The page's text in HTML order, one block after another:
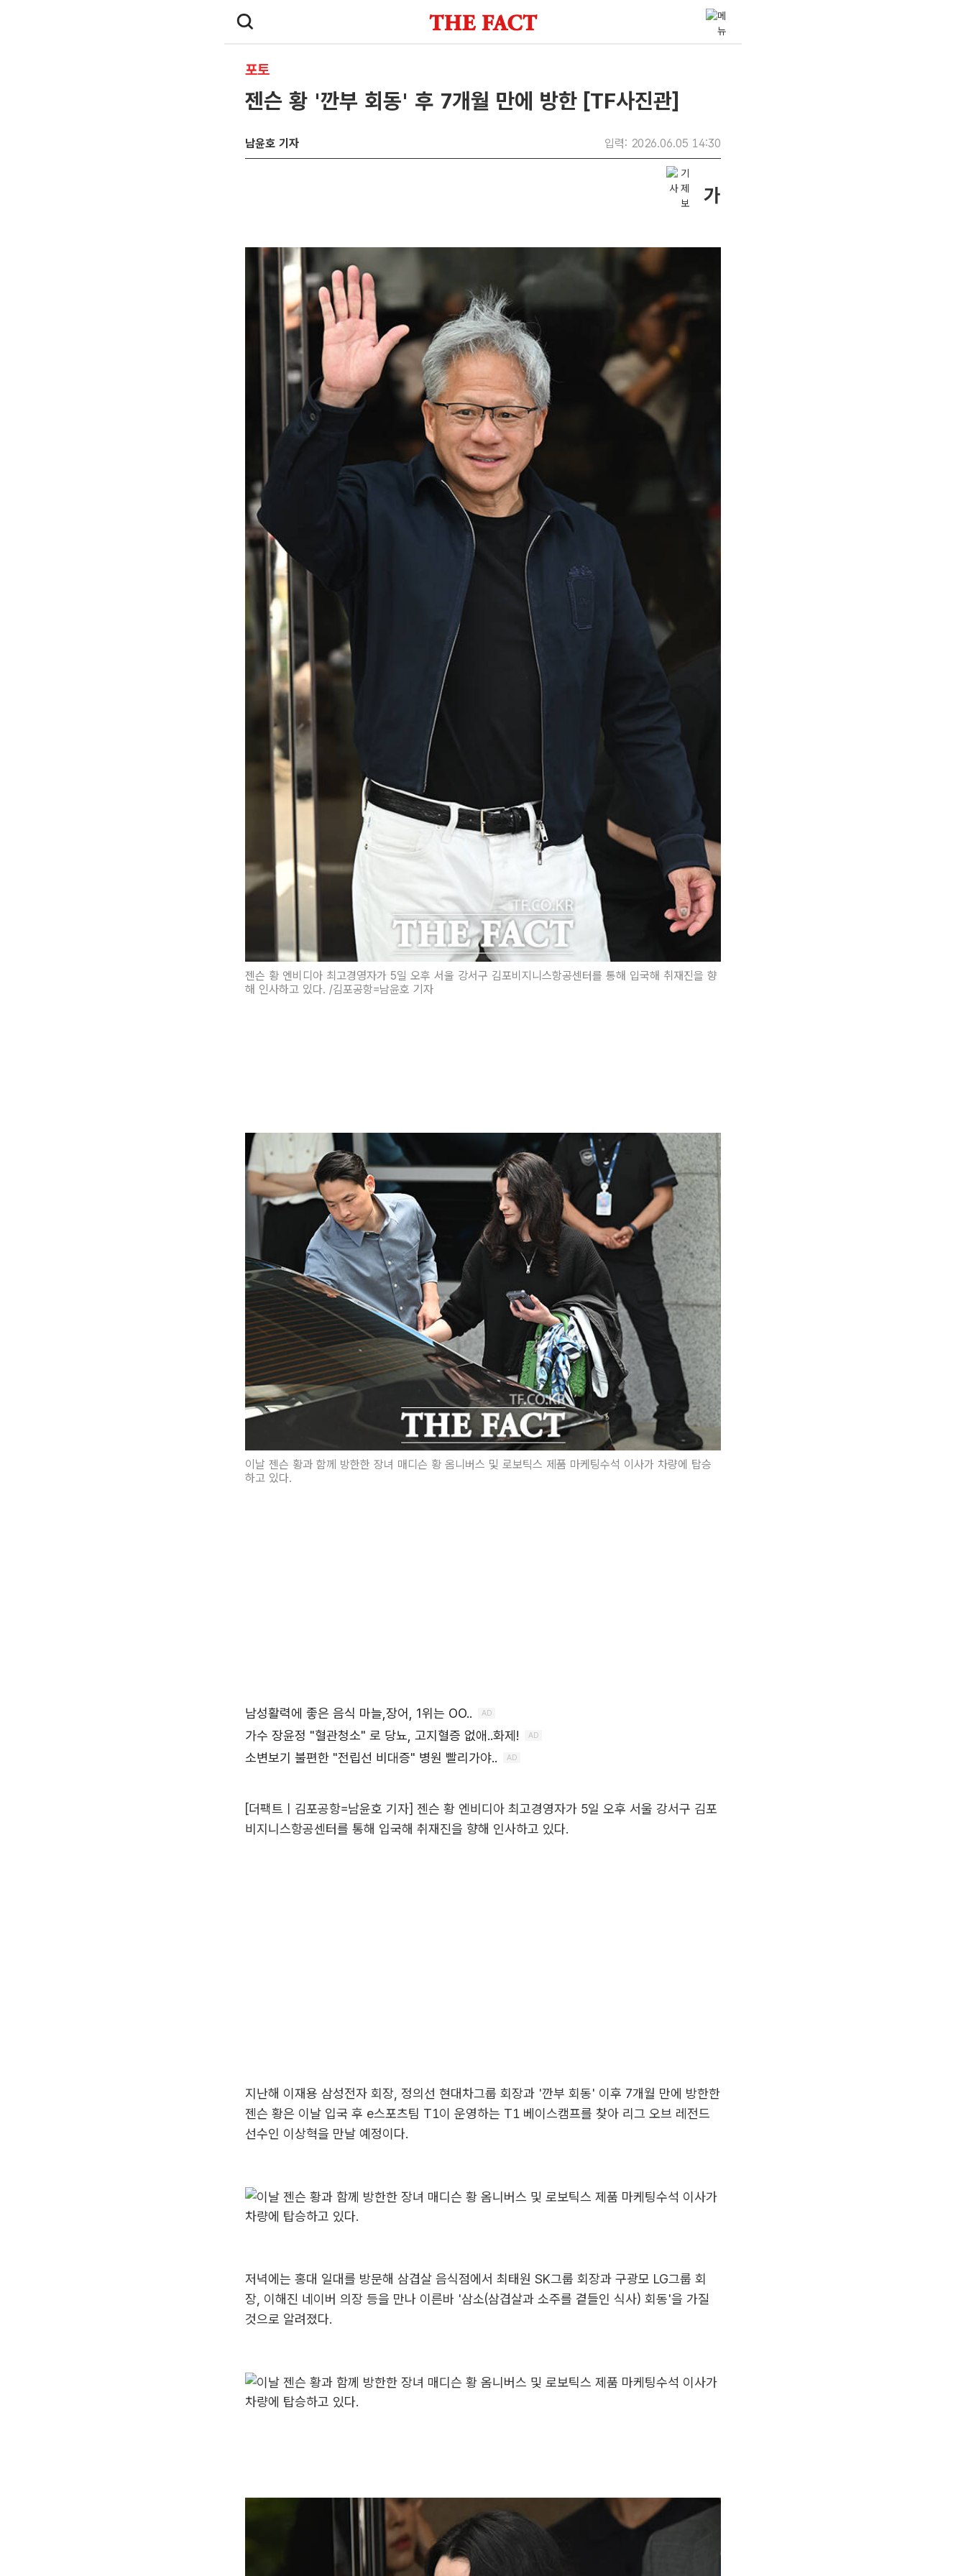
포토
젠슨 황 '깐부 회동' 후 7개월 만에 방한 [TF사진관]
남윤호 기자 입력: 2026.06.05 14:30
젠슨 황 엔비디아 최고경영자가 5일 오후 서울 강서구 김포비지니스항공센터를 통해 입국해 취재진을 향
해 인사하고 있다. /김포공항=남윤호 기자
이날 젠슨 황과 함께 방한한 장녀 매디슨 황 옴니버스 및 로보틱스 제품 마케팅수석 이사가 차량에 탑승
하고 있다.
[더팩트ㅣ김포공항=남윤호 기자] 젠슨 황 엔비디아 최고경영자가 5일 오후 서울 강서구 김포
비지니스항공센터를 통해 입국해 취재진을 향해 인사하고 있다.
지난해 이재용 삼성전자 회장, 정의선 현대차그룹 회장과 '깐부 회동' 이후 7개월 만에 방한한
젠슨 황은 이날 입국 후 e스포츠팀 T1이 운영하는 T1 베이스캠프를 찾아 리그 오브 레전드
선수인 이상혁을 만날 예정이다.
저녁에는 홍대 일대를 방문해 삼겹살 음식점에서 최태원 SK그룹 회장과 구광모 LG그룹 회
장, 이해진 네이버 의장 등을 만나 이른바 '삼소(삼겹살과 소주를 곁들인 식사) 회동'을 가질
것으로 알려졌다.